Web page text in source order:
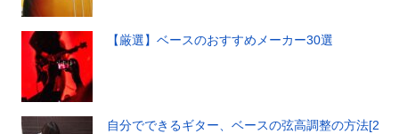
【厳選】ベースのおすすめメーカー30選
自分でできるギター、ベースの弦高調整の方法[2